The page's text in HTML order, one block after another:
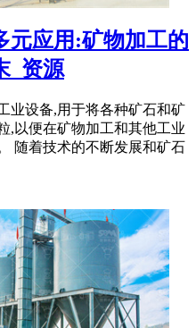
元应用:矿物加工的
_资源
业设备,用于将各种矿石和矿
,以便在矿物加工和其他工业
随着技术的不断发展和矿石